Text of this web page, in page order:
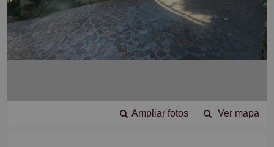
Ver mapa
Ampliar fotos